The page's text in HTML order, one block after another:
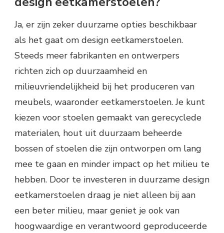
Ja, er zijn zeker duurzame opties beschikbaar
als het gaat om design eetkamerstoelen.
Steeds meer fabrikanten en ontwerpers
richten zich op duurzaamheid en
milieuvriendelijkheid bij het produceren van
meubels, waaronder eetkamerstoelen. Je kunt
kiezen voor stoelen gemaakt van gerecyclede
materialen, hout uit duurzaam beheerde
bossen of stoelen die zijn ontworpen om lang
mee te gaan en minder impact op het milieu te
hebben. Door te investeren in duurzame design
eetkamerstoelen draag je niet alleen bij aan
een beter milieu, maar geniet je ook van
hoogwaardige en verantwoord geproduceerde